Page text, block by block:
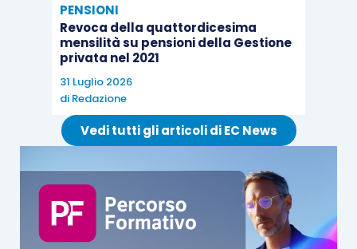
PENSIONI
Revoca della quattordicesima
mensilità su pensioni della Gestione
privata nel 2021
31 Luglio 2026
di Redazione
Vedi tutti gli articoli di EC News